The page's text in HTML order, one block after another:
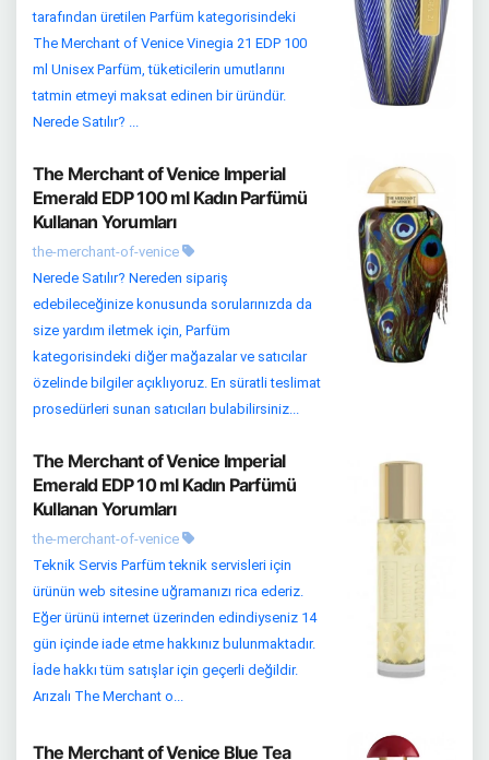
tarafından üretilen Parfüm kategorisindeki
The Merchant of Venice Vinegia 21 EDP 100
ml Unisex Parfüm, tüketicilerin umutlarını
tatmin etmeyi maksat edinen bir üründür.
Nerede Satılır? ...
The Merchant of Venice Imperial
Emerald EDP 100 ml Kadın Parfümü
Kullanan Yorumları
the-merchant-of-venice
Nerede Satılır? Nereden sipariş
edebileceğinize konusunda sorularınızda da
size yardım iletmek için, Parfüm
kategorisindeki diğer mağazalar ve satıcılar
özelinde bilgiler açıklıyoruz. En süratli teslimat
prosedürleri sunan satıcıları bulabilirsiniz...
The Merchant of Venice Imperial
Emerald EDP 10 ml Kadın Parfümü
Kullanan Yorumları
the-merchant-of-venice
Teknik Servis Parfüm teknik servisleri için
ürünün web sitesine uğramanızı rica ederiz.
Eğer ürünü internet üzerinden edindiyseniz 14
gün içinde iade etme hakkınız bulunmaktadır.
İade hakkı tüm satışlar için geçerli değildir.
Arızalı The Merchant o...
The Merchant of Venice Blue Tea